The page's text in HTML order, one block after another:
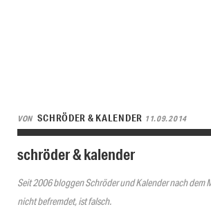
VON SCHRÖDER & KALENDER 11.09.2014
schröder & kalender
Seit 2006 bloggen Schröder und Kalender nach dem
nicht befremdet, ist falsch.